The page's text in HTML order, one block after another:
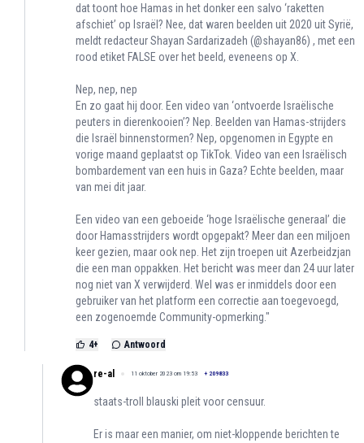
dat toont hoe Hamas in het donker een salvo ‘raketten
afschiet’ op Israël? Nee, dat waren beelden uit 2020 uit Syrië,
meldt redacteur Shayan Sardarizadeh (@shayan86) , met een
rood etiket FALSE over het beeld, eveneens op X.
Nep, nep, nep
En zo gaat hij door. Een video van ‘ontvoerde Israëlische
peuters in dierenkooien’? Nep. Beelden van Hamas-strijders
die Israël binnenstormen? Nep, opgenomen in Egypte en
vorige maand geplaatst op TikTok. Video van een Israëlisch
bombardement van een huis in Gaza? Echte beelden, maar
van mei dit jaar.
Een video van een geboeide ‘hoge Israëlische generaal’ die
door Hamasstrijders wordt opgepakt? Meer dan een miljoen
keer gezien, maar ook nep. Het zijn troepen uit Azerbeidzjan
die een man oppakken. Het bericht was meer dan 24 uur later
nog niet van X verwijderd. Wel was er inmiddels door een
gebruiker van het platform een correctie aan toegevoegd,
een zogenoemde Community-opmerking."
4+ Antwoord
re-al 11 oktober 2023 om 19:53 + 209833
staats-troll blauski pleit voor censuur.
Er is maar een manier, om niet-kloppende berichten te